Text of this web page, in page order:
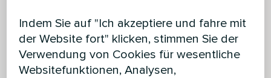
Indem Sie auf "Ich akzeptiere und fahre mit
der Website fort" klicken, stimmen Sie der
Verwendung von Cookies für wesentliche
Websitefunktionen, Analysen,